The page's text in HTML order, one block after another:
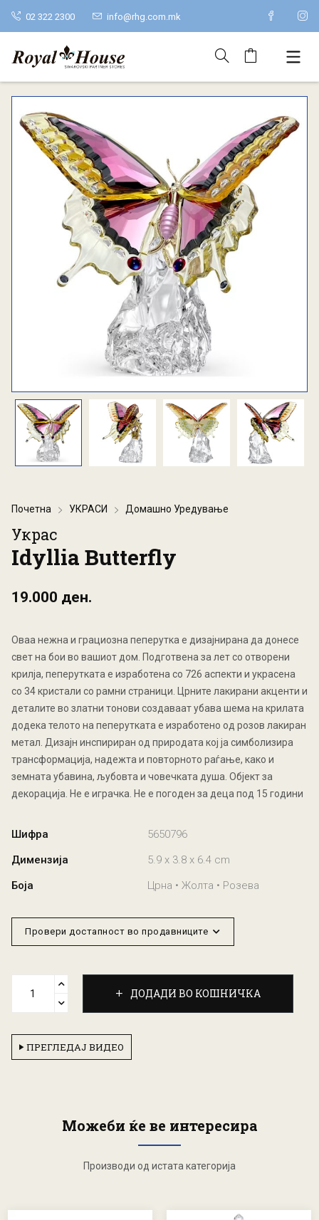
02 322 2300 info@rhg.com.mk
Почетна УКРАСИ Домашно Уредување
Украс
Idyllia Butterfly
19.000 ден.
Оваа нежна и грациозна пеперутка е дизајнирана да донесе
свет на бои во вашиот дом. Подготвена за лет со отворени
крилја, пеперутката е изработена со 726 аспекти и украсена
со 34 кристали со рамни страници. Црните лакирани акценти и
деталите во златни тонови создаваат убава шема на крилата
додека телото на пеперутката е изработено од розов лакиран
метал. Дизајн инспириран од природата кој ја симболизира
трансформација, надежта и повторното раѓање, како и
земната убавина, љубовта и човечката душа. Објект за
декорација. Не е играчка. Не е погоден за деца под 15 години
Шифра
5650796
Димензија
5.9 x 3.8 x 6.4 cm
Боја
Црна • Жолта • Розева
Провери достапност во продавниците
ДОДАДИ ВО КОШНИЧКА
ПРЕГЛЕДАЈ ВИДЕО
Можеби ќе ве интересира
Производи од истата категорија